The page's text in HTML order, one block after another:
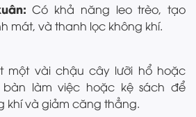
Có khả năng leo trèo, tạo
mát, và thanh lọc không khí.
một vài chậu cây lưỡi hổ hoặc
làm việc hoặc kệ sách để
khí và giảm căng thẳng.